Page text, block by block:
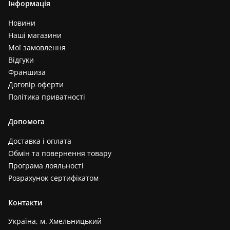
Інформація
Новини
Наші магазини
Мої замовлення
Відгуки
Франшиза
Договір оферти
Політика приватності
Допомога
Доставка і оплата
Обмін та повернення товару
Програма лояльності
Розрахунок сертифікатом
Контакти
Україна, м. Хмельницький